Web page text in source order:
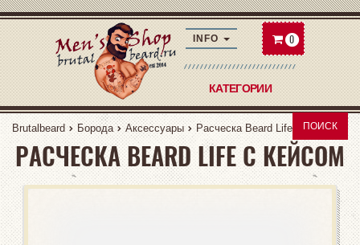
INFO
КАТЕГОРИИ
0
ПОИСК
Brutalbeard Борода Аксессуары Расческа Beard Life с кейсом
РАСЧЕСКА BEARD LIFE С КЕЙСОМ